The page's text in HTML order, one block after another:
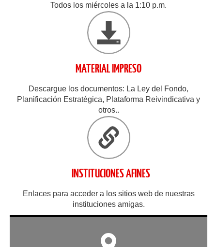
Todos los miércoles a la 1:10 p.m.
MATERIAL IMPRESO
Descargue los documentos: La Ley del Fondo,
Planificación Estratégica, Plataforma Reivindicativa y
otros..
INSTITUCIONES AFINES
Enlaces para acceder a los sitios web de nuestras
instituciones amigas.